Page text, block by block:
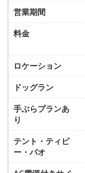
営業期間
料金
ロケーション
ドッグラン
手ぶらプランあ
り
テント・ティピ
ー・パオ